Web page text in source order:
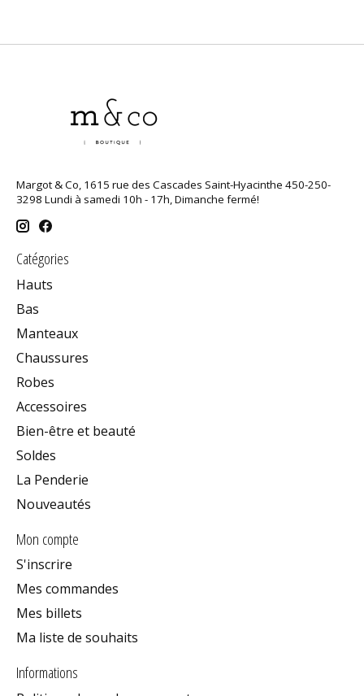
Margot & Co, 1615 rue des Cascades Saint-Hyacinthe 450-250-
3298 Lundi à samedi 10h - 17h, Dimanche fermé!
Catégories
Hauts
Bas
Manteaux
Chaussures
Robes
Accessoires
Bien-être et beauté
Soldes
La Penderie
Nouveautés
Mon compte
S'inscrire
Mes commandes
Mes billets
Ma liste de souhaits
Informations